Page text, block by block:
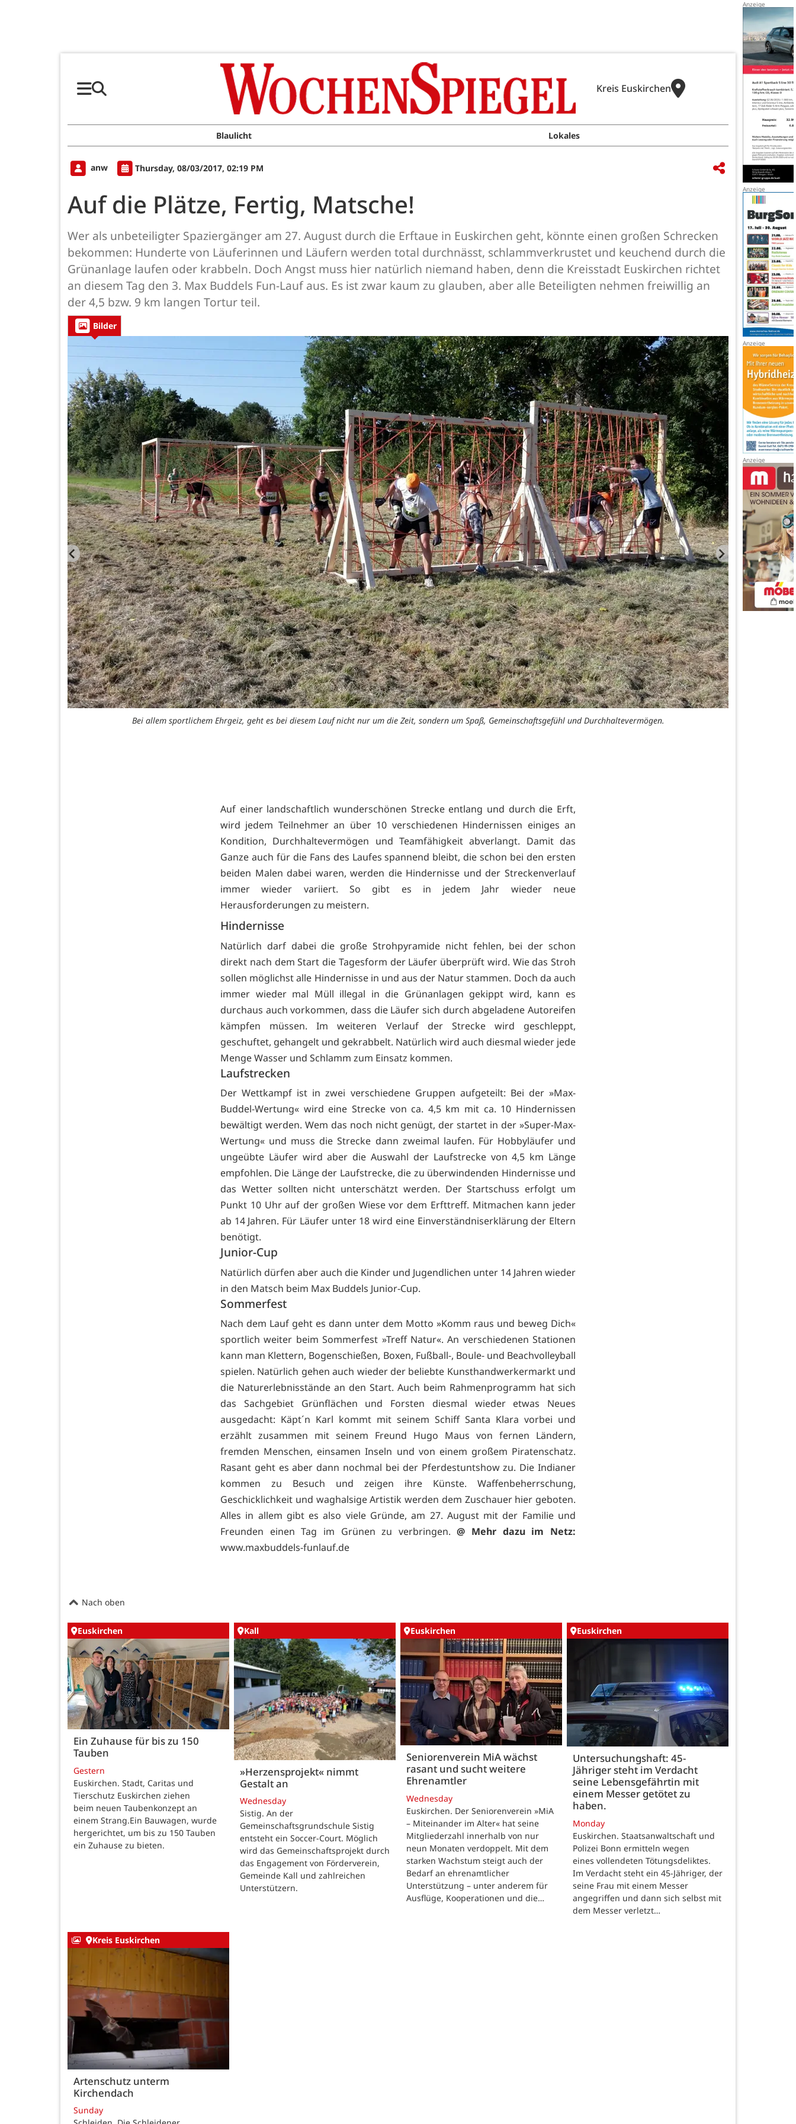
Kreis Euskirchen
Blaulicht Lokales
anw Thursday, 08/03/2017, 02:19 PM
Auf die Plätze, Fertig, Matsche!
Wer als unbeteiligter Spaziergänger am 27. August durch die Erftaue in Euskirchen geht, könnte einen großen Schrecken
bekommen: Hunderte von Läuferinnen und Läufern werden total durchnässt, schlammverkrustet und keuchend durch die
Grünanlage laufen oder krabbeln. Doch Angst muss hier natürlich niemand haben, denn die Kreisstadt Euskirchen richtet
an diesem Tag den 3. Max Buddels Fun-Lauf aus. Es ist zwar kaum zu glauben, aber alle Beteiligten nehmen freiwillig an
der 4,5 bzw. 9 km langen Tortur teil.
Bilder
Bei allem sportlichem Ehrgeiz, geht es bei diesem Lauf nicht nur um die Zeit, sondern um Spaß, Gemeinschaftsgefühl und Durchhaltevermögen.
Auf einer landschaftlich wunderschönen Strecke entlang und durch die Erft,
wird jedem Teilnehmer an über 10 verschiedenen Hindernissen einiges an
Kondition, Durchhaltevermögen und Teamfähigkeit abverlangt. Damit das
Ganze auch für die Fans des Laufes spannend bleibt, die schon bei den ersten
beiden Malen dabei waren, werden die Hindernisse und der Streckenverlauf
immer wieder variiert. So gibt es in jedem Jahr wieder neue
Herausforderungen zu meistern.
Hindernisse
Natürlich darf dabei die große Strohpyramide nicht fehlen, bei der schon
direkt nach dem Start die Tagesform der Läufer überprüft wird. Wie das Stroh
sollen möglichst alle Hindernisse in und aus der Natur stammen. Doch da auch
immer wieder mal Müll illegal in die Grünanlagen gekippt wird, kann es
durchaus auch vorkommen, dass die Läufer sich durch abgeladene Autoreifen
kämpfen müssen. Im weiteren Verlauf der Strecke wird geschleppt,
geschuftet, gehangelt und gekrabbelt. Natürlich wird auch diesmal wieder jede
Menge Wasser und Schlamm zum Einsatz kommen.
Laufstrecken
Der Wettkampf ist in zwei verschiedene Gruppen aufgeteilt: Bei der »Max-
Buddel-Wertung« wird eine Strecke von ca. 4,5 km mit ca. 10 Hindernissen
bewältigt werden. Wem das noch nicht genügt, der startet in der »Super-Max-
Wertung« und muss die Strecke dann zweimal laufen. Für Hobbyläufer und
ungeübte Läufer wird aber die Auswahl der Laufstrecke von 4,5 km Länge
empfohlen. Die Länge der Laufstrecke, die zu überwindenden Hindernisse und
das Wetter sollten nicht unterschätzt werden. Der Startschuss erfolgt um
Punkt 10 Uhr auf der großen Wiese vor dem Erfttreff. Mitmachen kann jeder
ab 14 Jahren. Für Läufer unter 18 wird eine Einverständniserklärung der Eltern
benötigt.
Junior-Cup
Natürlich dürfen aber auch die Kinder und Jugendlichen unter 14 Jahren wieder
in den Matsch beim Max Buddels Junior-Cup.
Sommerfest
Nach dem Lauf geht es dann unter dem Motto »Komm raus und beweg Dich«
sportlich weiter beim Sommerfest »Treff Natur«. An verschiedenen Stationen
kann man Klettern, Bogenschießen, Boxen, Fußball-, Boule- und Beachvolleyball
spielen. Natürlich gehen auch wieder der beliebte Kunsthandwerkermarkt und
die Naturerlebnisstände an den Start. Auch beim Rahmenprogramm hat sich
das Sachgebiet Grünflächen und Forsten diesmal wieder etwas Neues
ausgedacht: Käpt´n Karl kommt mit seinem Schiff Santa Klara vorbei und
erzählt zusammen mit seinem Freund Hugo Maus von fernen Ländern,
fremden Menschen, einsamen Inseln und von einem großem Piratenschatz.
Rasant geht es aber dann nochmal bei der Pferdestuntshow zu. Die Indianer
kommen zu Besuch und zeigen ihre Künste. Waffenbeherrschung,
Geschicklichkeit und waghalsige Artistik werden dem Zuschauer hier geboten.
Alles in allem gibt es also viele Gründe, am 27. August mit der Familie und
Freunden einen Tag im Grünen zu verbringen.@ Mehr dazu im Netz:
www.maxbuddels-funlauf.de
Nach oben
Euskirchen
Ein Zuhause für bis zu 150
Tauben
Gestern
Euskirchen. Stadt, Caritas und
Tierschutz Euskirchen ziehen
beim neuen Taubenkonzept an
einem Strang.Ein Bauwagen, wurde
hergerichtet, um bis zu 150 Tauben
ein Zuhause zu bieten.
Kall
»Herzensprojekt« nimmt
Gestalt an
Wednesday
Sistig. An der
Gemeinschaftsgrundschule Sistig
entsteht ein Soccer-Court. Möglich
wird das Gemeinschaftsprojekt durch
das Engagement von Förderverein,
Gemeinde Kall und zahlreichen
Unterstützern.
Euskirchen
Seniorenverein MiA wächst
rasant und sucht weitere
Ehrenamtler
Wednesday
Euskirchen. Der Seniorenverein »MiA
– Miteinander im Alter« hat seine
Mitgliederzahl innerhalb von nur
neun Monaten verdoppelt. Mit dem
starken Wachstum steigt auch der
Bedarf an ehrenamtlicher
Unterstützung – unter anderem für
Ausflüge, Kooperationen und die…
Euskirchen
Untersuchungshaft: 45-
Jähriger steht im Verdacht
seine Lebensgefährtin mit
einem Messer getötet zu
haben.
Monday
Euskirchen. Staatsanwaltschaft und
Polizei Bonn ermitteln wegen
eines vollendeten Tötungsdeliktes.
Im Verdacht steht ein 45-Jähriger, der
seine Frau mit einem Messer
angegriffen und dann sich selbst mit
dem Messer verletzt…
Kreis Euskirchen
Artenschutz unterm
Kirchendach
Sunday